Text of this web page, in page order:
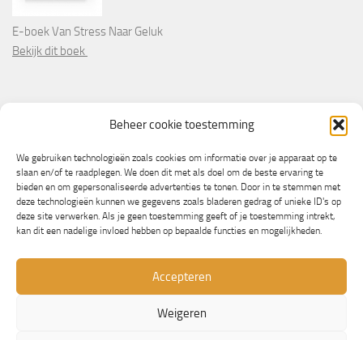
Beheer cookie toestemming
We gebruiken technologieën zoals cookies om informatie over je apparaat op te
slaan en/of te raadplegen. We doen dit met als doel om de beste ervaring te
bieden en om gepersonaliseerde advertenties te tonen. Door in te stemmen met
deze technologieën kunnen we gegevens zoals bladeren gedrag of unieke ID's op
deze site verwerken. Als je geen toestemming geeft of je toestemming intrekt,
kan dit een nadelige invloed hebben op bepaalde functies en mogelijkheden.
Accepteren
Weigeren
E-boek Van Stress Naar Geluk
Bekijk dit boek